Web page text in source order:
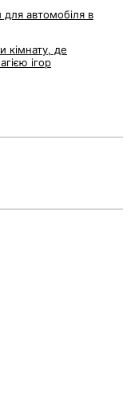
для автомобіля в
кімнату, де
ігор